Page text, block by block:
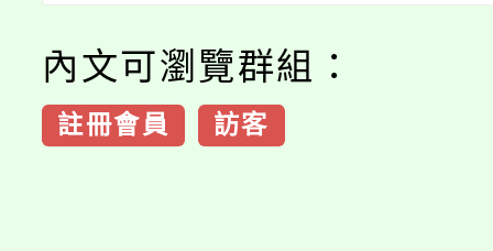
內文可瀏覽群組：
註冊會員 訪客